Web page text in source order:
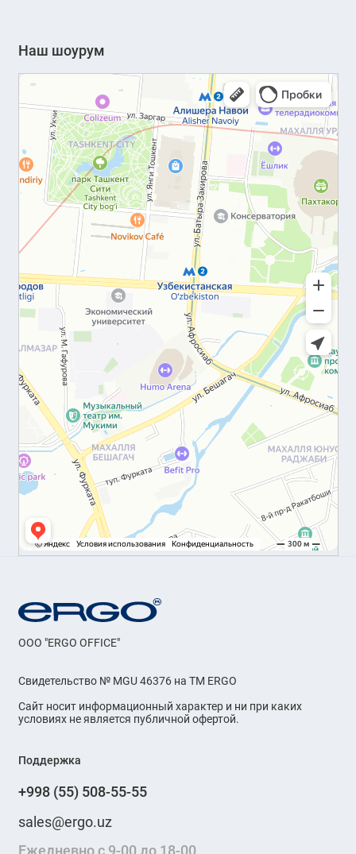
Наш шоурум
OOO "ERGO OFFICE"
Свидетельство № MGU 46376 на ТМ ERGO
Сайт носит информационный характер и ни при каких
условиях не является публичной офертой.
Поддержка
+998 (55) 508-55-55
sales@ergo.uz
Ежедневно с 9-00 до 18-00